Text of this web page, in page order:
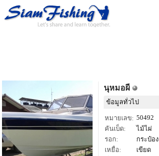
นุหมอผี
ข้อมูลทั่วไป
หมายเลข: 50492
คันเบ็ด:
ไม้ไผ่
รอก:
กระป๋อง
เหยื่อ:
เขียด